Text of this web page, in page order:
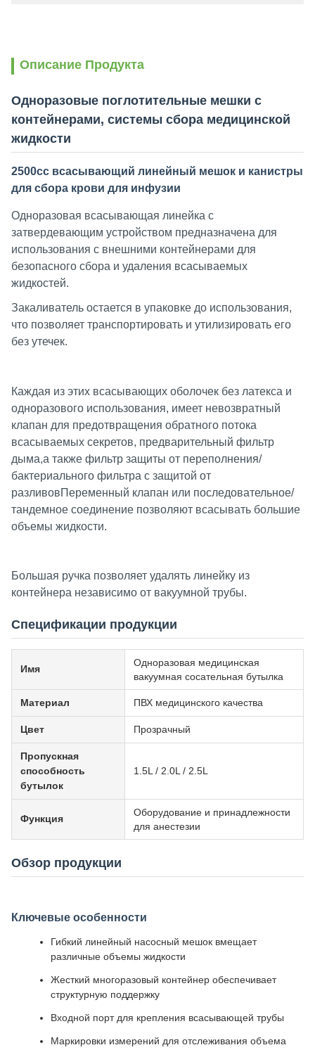
Описание Продукта
Одноразовые поглотительные мешки с
контейнерами, системы сбора медицинской
жидкости
2500cc всасывающий линейный мешок и канистры
для сбора крови для инфузии
Одноразовая всасывающая линейка с
затвердевающим устройством предназначена для
использования с внешними контейнерами для
безопасного сбора и удаления всасываемых
жидкостей.
Закаливатель остается в упаковке до использования,
что позволяет транспортировать и утилизировать его
без утечек.
Каждая из этих всасывающих оболочек без латекса и
одноразового использования, имеет невозвратный
клапан для предотвращения обратного потока
всасываемых секретов, предварительный фильтр
дыма,а также фильтр защиты от переполнения/
бактериального фильтра с защитой от
разливовПеременный клапан или последовательное/
тандемное соединение позволяют всасывать большие
объемы жидкости.
Большая ручка позволяет удалять линейку из
контейнера независимо от вакуумной трубы.
Спецификации продукции
Имя
Одноразовая медицинская
вакуумная сосательная бутылка
Материал ПВХ медицинского качества
Цвет Прозрачный
Пропускная
способность
бутылок
1.5L / 2.0L / 2.5L
Функция
Оборудование и принадлежности
для анестезии
Обзор продукции
Ключевые особенности
Гибкий линейный насосный мешок вмещает
различные объемы жидкости
Жесткий многоразовый контейнер обеспечивает
структурную поддержку
Входной порт для крепления всасывающей трубы
Маркировки измерений для отслеживания объема